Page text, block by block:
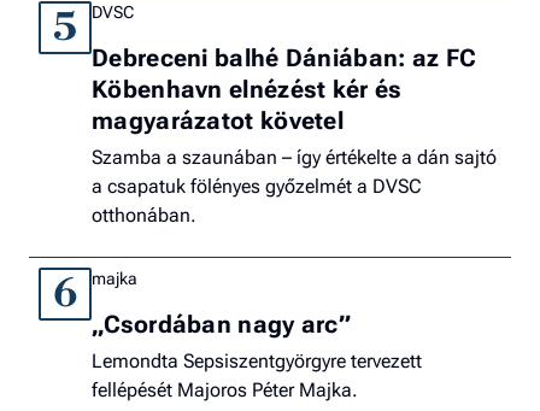
5 DVSC
Debreceni balhé Dániában: az FC
Köbenhavn elnézést kér és
magyarázatot követel
Szamba a szaunában – így értékelte a dán sajtó
a csapatuk fölényes győzelmét a DVSC
otthonában.
6 majka
„Csordában nagy arc”
Lemondta Sepsiszentgyörgyre tervezett
fellépését Majoros Péter Majka.